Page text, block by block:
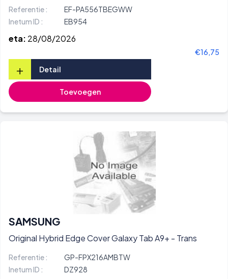
Referentie :
EF-PA556TBEGWW
Inetum ID :
EB954
eta: 28/08/2026
€16,75
+ Detail
Toevoegen
SAMSUNG
Original Hybrid Edge Cover Galaxy Tab A9+ - Trans
Referentie :
GP-FPX216AMBTW
Inetum ID :
DZ928